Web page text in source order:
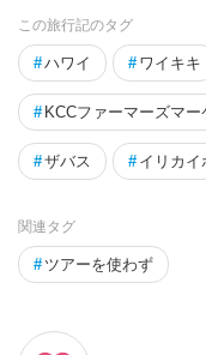
この旅行記のタグ
#ハワイ # ワイキキ
# KCCファーマーズマー
#ザバス # イリカイ
関連タグ
# ツアーを使わず